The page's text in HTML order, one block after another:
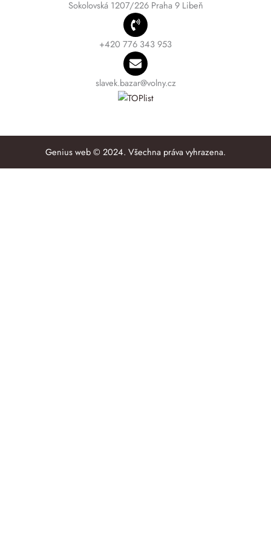
Sokolovská 1207/226 Praha 9 Libeň
+420 776 343 953
slavek.bazar@volny.cz
Genius web © 2024. Všechna práva vyhrazena.